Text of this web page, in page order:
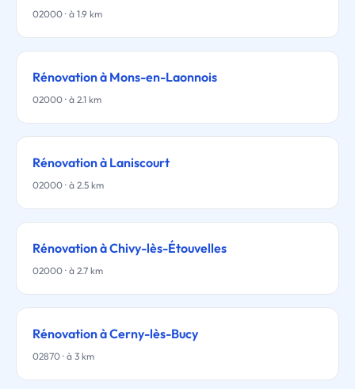
02000 · à 1.9 km
Rénovation à Mons-en-Laonnois
02000 · à 2.1 km
Rénovation à Laniscourt
02000 · à 2.5 km
Rénovation à Chivy-lès-Étouvelles
02000 · à 2.7 km
Rénovation à Cerny-lès-Bucy
02870 · à 3 km